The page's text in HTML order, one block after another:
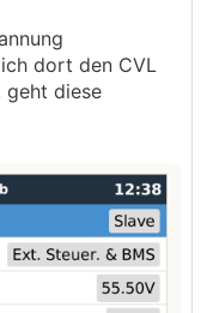
ja mal,
dort den CVL
geht diese